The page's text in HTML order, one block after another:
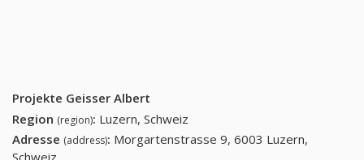
Projekte Geisser Albert
Region (region): Luzern, Schweiz
Adresse (address): Morgartenstrasse 9, 6003 Luzern,